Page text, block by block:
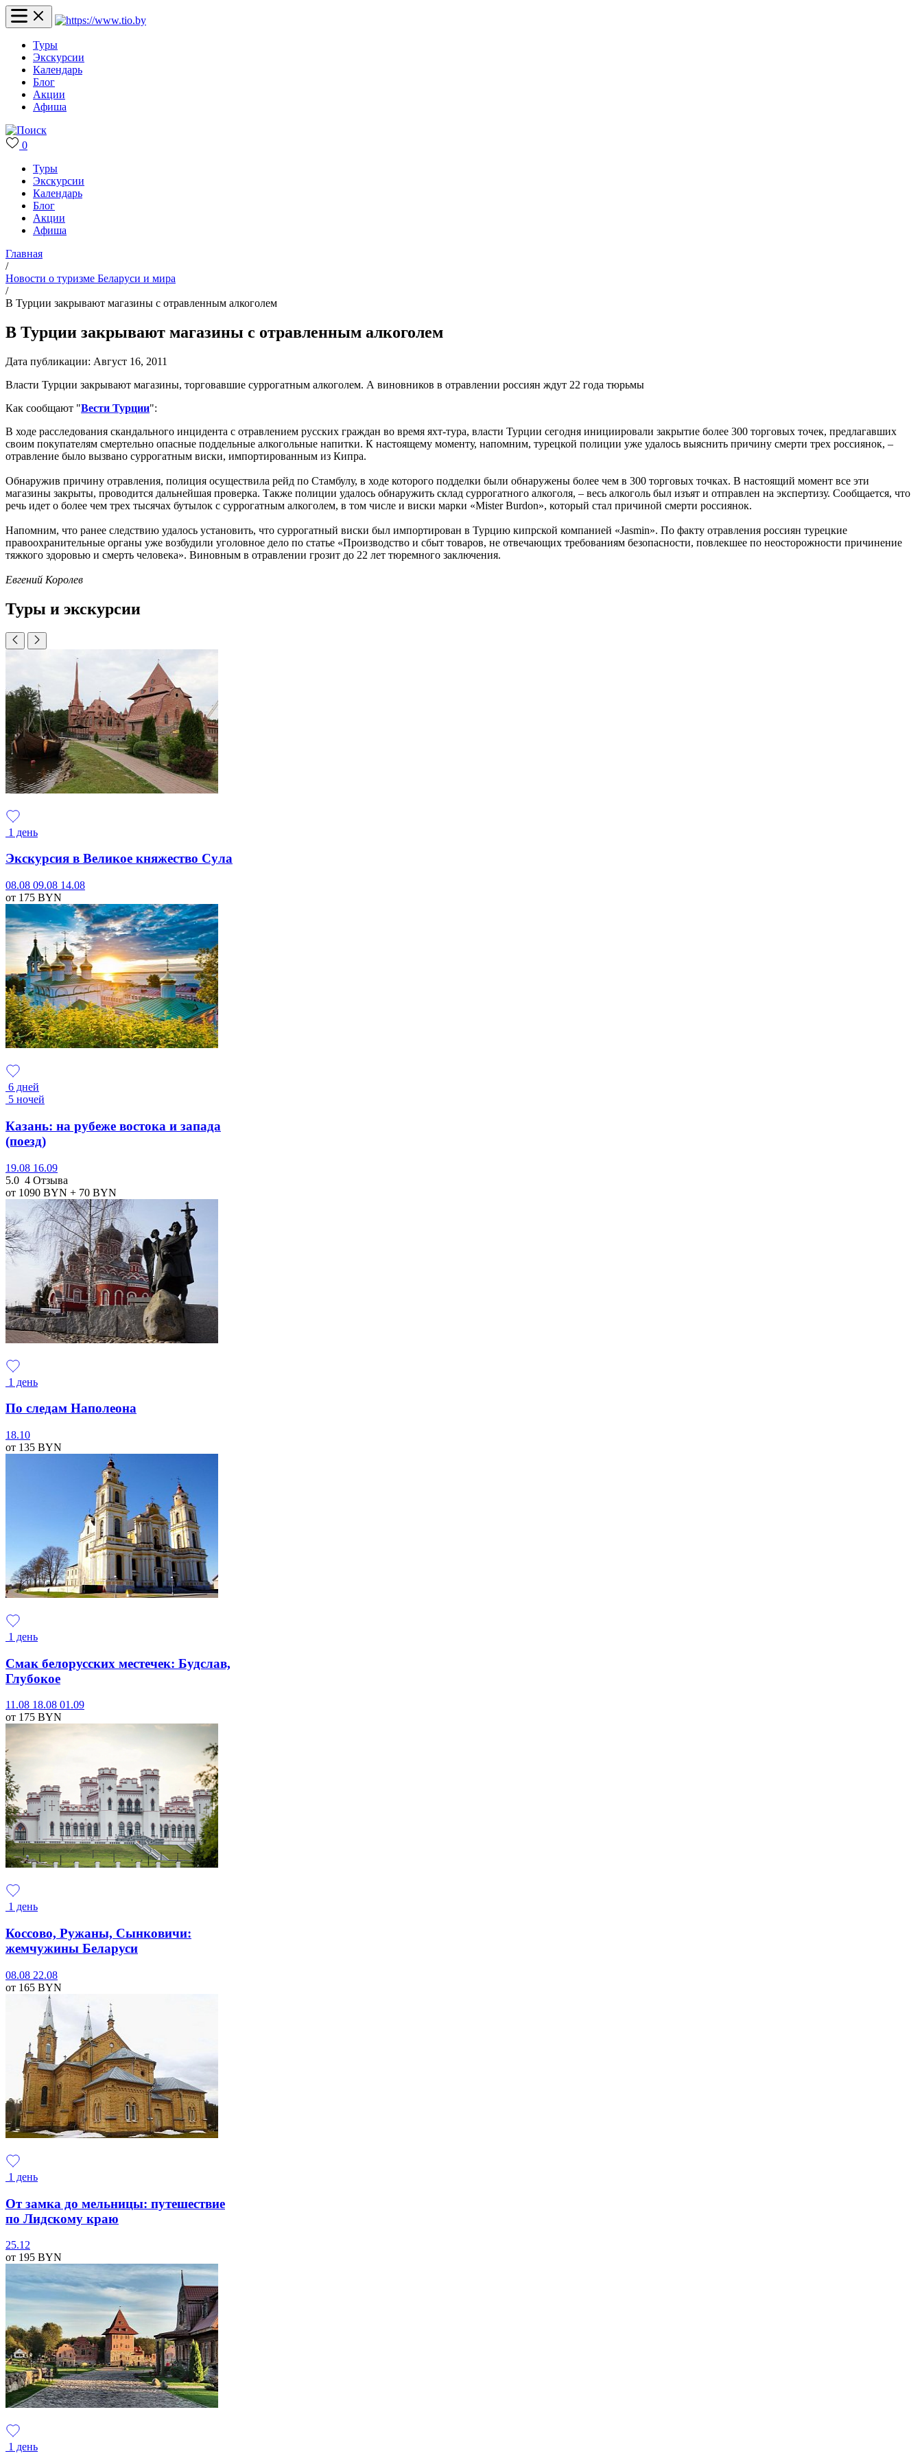
Туры
Экскурсии
Календарь
Блог
Акции
Афиша
0
Туры
Экскурсии
Календарь
Блог
Акции
Афиша
Главная
/
Новости о туризме Беларуси и мира
/
В Турции закрывают магазины с отравленным алкоголем
В Турции закрывают магазины с отравленным алкоголем
Дата публикации: Август 16, 2011
Власти Турции закрывают магазины, торговавшие суррогатным алкоголем. А виновников в отравлении россиян ждут 22 года тюрьмы
Как сообщают "Вести Турции":
В ходе расследования скандального инцидента с отравлением русских граждан во время яхт-тура, власти Турции сегодня инициировали закрытие более 300 торговых точек, предлагавших
своим покупателям смертельно опасные поддельные алкогольные напитки. К настоящему моменту, напомним, турецкой полиции уже удалось выяснить причину смерти трех россиянок, –
отравление было вызвано суррогатным виски, импортированным из Кипра.
Обнаружив причину отравления, полиция осуществила рейд по Стамбулу, в ходе которого подделки были обнаружены более чем в 300 торговых точках. В настоящий момент все эти
магазины закрыты, проводится дальнейшая проверка. Также полиции удалось обнаружить склад суррогатного алкоголя, – весь алкоголь был изъят и отправлен на экспертизу. Сообщается, что
речь идет о более чем трех тысячах бутылок с суррогатным алкоголем, в том числе и виски марки «Mister Burdon», который стал причиной смерти россиянок.
Напомним, что ранее следствию удалось установить, что суррогатный виски был импортирован в Турцию кипрской компанией «Jasmin». По факту отравления россиян турецкие
правоохранительные органы уже возбудили уголовное дело по статье «Производство и сбыт товаров, не отвечающих требованиям безопасности, повлекшее по неосторожности причинение
тяжкого здоровью и смерть человека». Виновным в отравлении грозит до 22 лет тюремного заключения.
Евгений Королев
Туры и экскурсии
1 день
Экскурсия в Великое княжество Сула
08.08 09.08 14.08
от 175 BYN
6 дней
5 ночей
Казань: на рубеже востока и запада
(поезд)
19.08 16.09
5.0 4 Отзыва
от 1090 BYN + 70 BYN
1 день
По следам Наполеона
18.10
от 135 BYN
1 день
Смак белорусских местечек: Будслав,
Глубокое
11.08 18.08 01.09
от 175 BYN
1 день
Коссово, Ружаны, Сынковичи:
жемчужины Беларуси
08.08 22.08
от 165 BYN
1 день
От замка до мельницы: путешествие
по Лидскому краю
25.12
от 195 BYN
1 день